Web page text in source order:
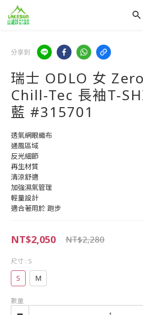
分享到
瑞士 ODLO 女
Chill-Tec 長袖T-
藍 #315701
透氣網眼織布
通風區域
反光細節
再生材質
清涼舒適
加強濕氣管理
輕量設計
適合著用於 跑步
NT$2,050 NT$2,280
尺寸 : S
S M
數量